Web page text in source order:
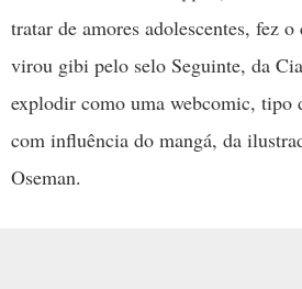
tratar de amores adolescentes, fez
virou gibi pelo selo Seguinte, da
explodir como uma webcomic, tipo
com influência do mangá, da
Oseman.